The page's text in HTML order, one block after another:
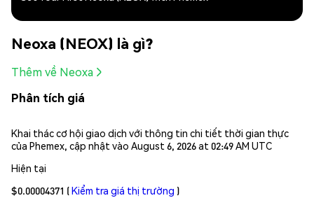
Neoxa (NEOX) là gì?
Thêm về Neoxa
Phân tích giá
Khai thác cơ hội giao dịch với thông tin chi tiết thời gian thực
của Phemex, cập nhật vào August 6, 2026 at 02:49 AM UTC
Hiện tại
$0.00004371 (Kiểm tra giá thị trường )